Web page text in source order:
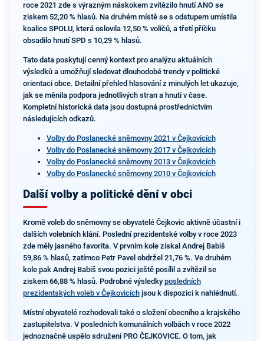
roce 2021 zde s výrazným náskokem zvítězilo hnutí ANO se
ziskem 52,20 % hlasů. Na druhém místě se s odstupem umístila
koalice SPOLU, která oslovila 12,50 % voličů, a třetí příčku
obsadilo hnutí SPD s 10,29 % hlasů.
Tato data poskytují cenný kontext pro analýzu aktuálních
výsledků a umožňují sledovat dlouhodobé trendy v politické
orientaci obce. Detailní přehled hlasování z minulých let ukazuje,
jak se měnila podpora jednotlivých stran a hnutí v čase.
Kompletní historická data jsou dostupná prostřednictvím
následujících odkazů.
Volby do Poslanecké sněmovny 2021 v Čejkovicích
Volby do Poslanecké sněmovny 2017 v Čejkovicích
Volby do Poslanecké sněmovny 2013 v Čejkovicích
Volby do Poslanecké sněmovny 2010 v Čejkovicích
Další volby a politické dění v obci
Kromě voleb do sněmovny se obyvatelé Čejkovic aktivně účastní i
dalších volebních klání. Poslední prezidentské volby v roce 2023
zde měly jasného favorita. V prvním kole získal Andrej Babiš
59,86 % hlasů, zatímco Petr Pavel obdržel 21,76 %. Ve druhém
kole pak Andrej Babiš svou pozici ještě posílil a zvítězil se
ziskem 66,88 % hlasů. Podrobné výsledky posledních
prezidentských voleb v Čejkovicíchjsou k dispozici k nahlédnutí.
Místní obyvatelé rozhodovali také o složení obecního a krajského
zastupitelstva. V posledních komunálních volbách v roce 2022
jednoznačně uspělo sdružení PRO ČEJKOVICE. O tom, jak